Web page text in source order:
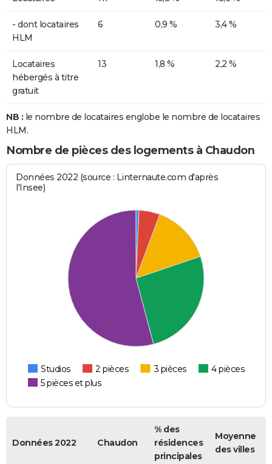
- dont locataires
HLM
6 0,9 % 3,4 %
Locataires
hébergés à titre
gratuit
13 1,8 % 2,2 %
NB : le nombre de locataires englobe le nombre de locataires
HLM.
Nombre de pièces des logements à Chaudon
Données 2022 (source : Linternaute.com d'après
l'Insee)
Studios 2 pièces 3 pièces
4 pièces
5 pièces et plus
Données 2022 Chaudon
% des
résidences
principales
Moyenne
des villes